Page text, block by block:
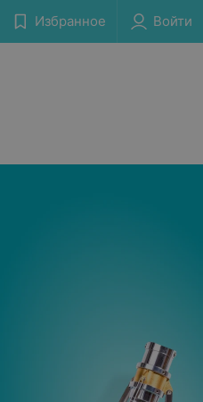
Избранное Войти